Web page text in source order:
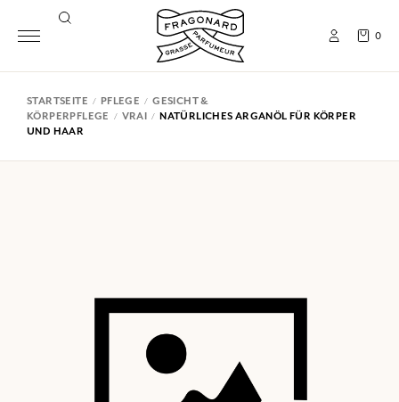
0
STARTSEITE PFLEGE
GESICHT &
KÖRPERPFLEGE
VRAI
NATÜRLICHES ARGANÖL FÜR KÖRPER
UND HAAR